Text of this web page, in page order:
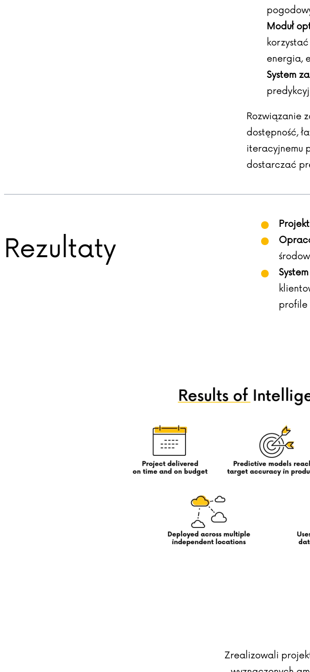
Moduł
energia,
System
Rozwiązanie
dostępność,
iteracyjnemu
dostarczać
Rezultaty
profile
Zrealizowali